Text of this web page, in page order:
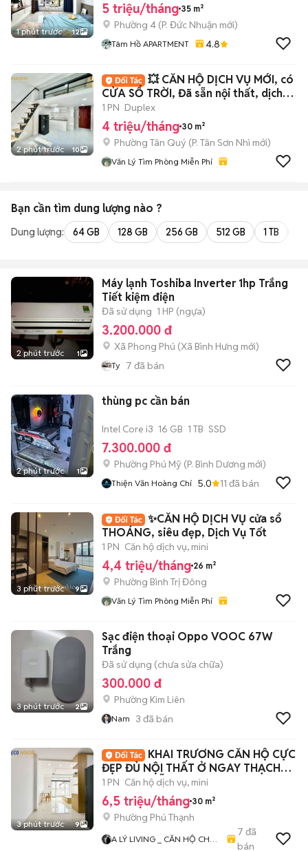
1 phút trước 12
5 triệu/tháng 35 m²
Phường 4 (P. Đức Nhuận mới)
Tâm Hồ APARTMENT 4.8
2 phút trước 10
💥 CĂN HỘ DỊCH VỤ MỚI, có
CỬA SỔ TRỜI, Đã sẵn nội thất, dịch
vụ tốt
1 PN Duplex
4 triệu/tháng 30 m²
Phường Tân Quý (P. Tân Sơn Nhì mới)
Văn Lý Tìm Phòng Miễn Phí
Bạn cần tìm dung lượng nào ?
Dung lượng: 64 GB 128 GB 256 GB 512 GB 1 TB
2 phút trước 1
Máy lạnh Toshiba Inverter 1hp Trắng
Tiết kiệm điện
Đã sử dụng 1 HP (ngựa)
3.200.000 đ
Xã Phong Phú (Xã Bình Hưng mới)
Ty 7 đã bán
2 phút trước 1
thùng pc cần bán
Intel Core i3 16 GB 1 TB SSD
7.300.000 đ
Phường Phú Mỹ (P. Bình Dương mới)
Thiện Văn Hoàng Chí 5.0 11 đã bán
3 phút trước 9
✨CĂN HỘ DỊCH VỤ cửa sổ
THOÁNG, siêu đẹp, Dịch Vụ Tốt
1 PN Căn hộ dịch vụ, mini
4,4 triệu/tháng 26 m²
Phường Bình Trị Đông
Văn Lý Tìm Phòng Miễn Phí
3 phút trước 2
Sạc điện thoại Oppo VOOC 67W
Trắng
Đã sử dụng (chưa sửa chữa)
300.000 đ
Phường Kim Liên
Nam 3 đã bán
3 phút trước 9
KHAI TRƯƠNG CĂN HỘ CỰC
ĐẸP ĐỦ NỘI THẤT Ở NGAY THẠCH
LAM NGUYỄN SƠN
1 PN Căn hộ dịch vụ, mini
6,5 triệu/tháng 30 m²
Phường Phú Thạnh
A LÝ LIVING _ CĂN HỘ CHO
7 đã
bán